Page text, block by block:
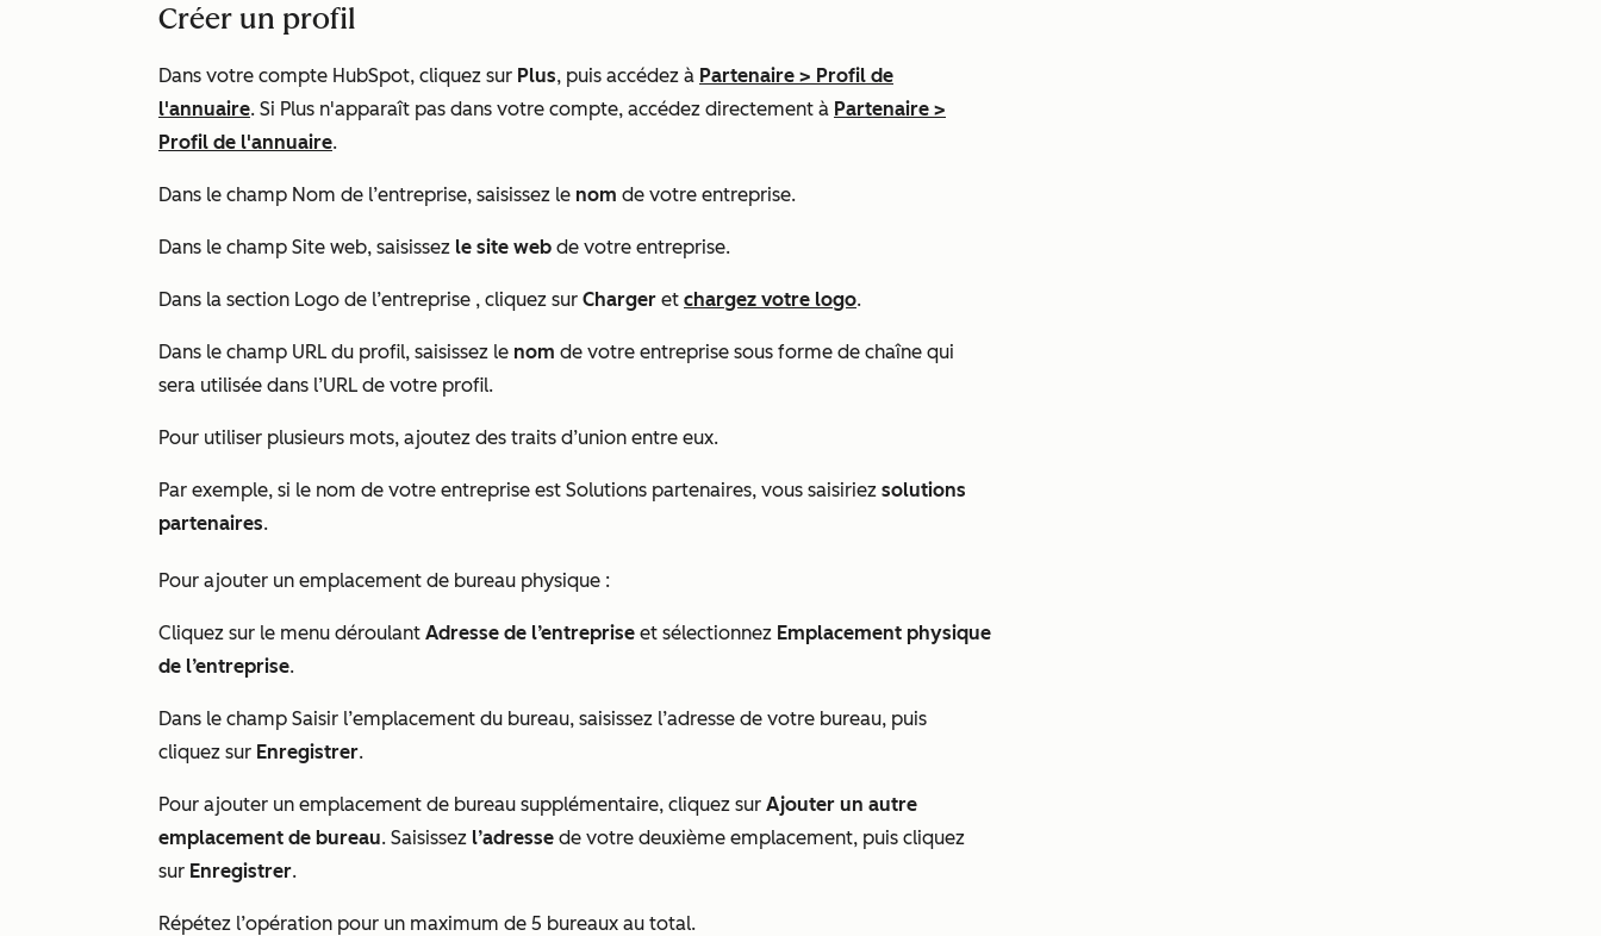
Créer un profil
Dans votre compte HubSpot, cliquez sur Plus, puis accédez à Partenaire > Profil de
l'annuaire. Si Plus n'apparaît pas dans votre compte, accédez directement à Partenaire >
Profil de l'annuaire.
Dans le champ Nom de l’entreprise, saisissez le nom de votre entreprise.
Dans le champ Site web, saisissez le site web de votre entreprise.
Dans la section Logo de l’entreprise , cliquez sur Charger et chargez votre logo.
Dans le champ URL du profil, saisissez le nom de votre entreprise sous forme de chaîne qui
sera utilisée dans l’URL de votre profil.
Pour utiliser plusieurs mots, ajoutez des traits d’union entre eux.
Par exemple, si le nom de votre entreprise est Solutions partenaires, vous saisiriez solutions
partenaires.
Pour ajouter un emplacement de bureau physique :
Cliquez sur le menu déroulant Adresse de l’entreprise et sélectionnez Emplacement physique
de l’entreprise.
Dans le champ Saisir l’emplacement du bureau, saisissez l’adresse de votre bureau, puis
cliquez sur Enregistrer.
Pour ajouter un emplacement de bureau supplémentaire, cliquez sur Ajouter un autre
emplacement de bureau. Saisissez l’adresse de votre deuxième emplacement, puis cliquez
sur Enregistrer.
Répétez l’opération pour un maximum de 5 bureaux au total.